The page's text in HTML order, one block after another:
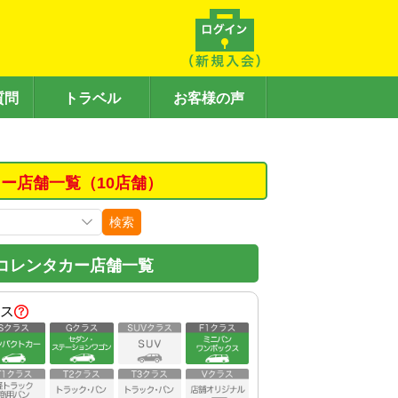
問 トラベル お客様の声
店舗一覧（10店舗）
検索
レンタカー店舗一覧